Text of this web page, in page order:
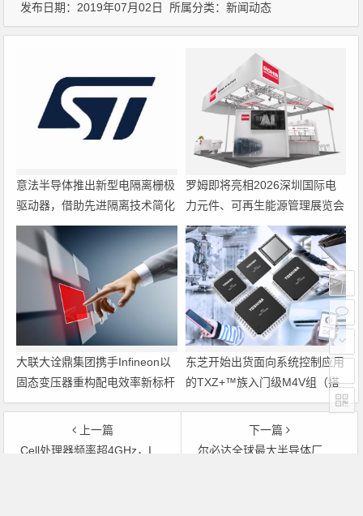
发布日期：2019年07月02日 所属分类：新闻动态
意法半导体推出新型电隔离栅极
驱动器，借助先进隔离技术简化
电源设计
罗姆即将亮相2026深圳国际电
力元件、可再生能源管理展览会
暨研讨会
大联大诠鼎集团携手Infineon以
固态变压器重构配电效率新标杆
东芝开始出货面向系统控制应用
的TXZ+™族入门级M4V组（搭
载Arm Cortex‑M4内核的标准微
控制器）工程样品
上一篇
Cell处理器频率超4GHz，IBM提供设计服务
下一篇
尔必达全球最大半导体厂今年12月量产